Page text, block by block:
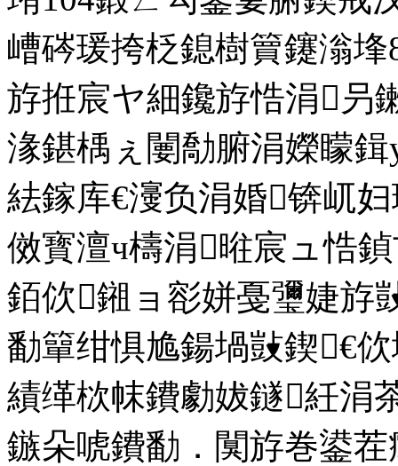
嶆硶瑗挎柉鎴樹簤鑳滃
斿拰宸ヤ細鑱斿悎涓叧
湪鍖楀ぇ闄勪腑涓嬫矇
紶鎵库€濅负涓婚锛屼
傚寳澶ч檮涓暀宸ュ悎
銆佽鎺ョ彮姘戞瓕婕斿
勫簞绀惧尯鍚堝敱鍥€
績缂栨帓鐨勮妭鐩紝涓
鏃朵唬鐨勫．闃斿巻鍙